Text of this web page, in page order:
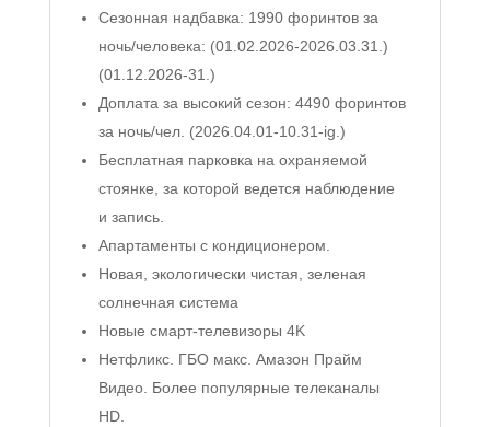
Сезонная надбавка: 1990 форинтов за
ночь/человека: (01.02.2026-2026.03.31.)
(01.12.2026-31.)
Доплата за высокий сезон: 4490 форинтов
за ночь/чел. (2026.04.01-10.31-ig.)
Бесплатная парковка на охраняемой
стоянке, за которой ведется наблюдение
и запись.
Апартаменты с кондиционером.
Новая, экологически чистая, зеленая
солнечная система
Новые смарт-телевизоры 4K
Нетфликс. ГБО макс. Амазон Прайм
Видео. Более популярные телеканалы
HD.